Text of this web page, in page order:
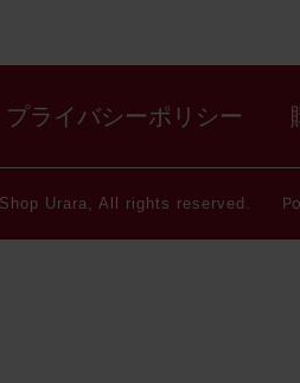
プライバシーポリシー
Urara, All rights reserved.